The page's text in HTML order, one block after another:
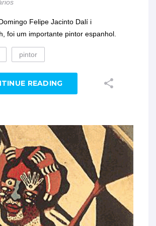
Felipe Jacinto Dalí i
foi um importante pintor espanhol.
pintor
READING